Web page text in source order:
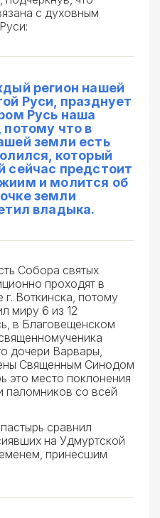
с духовным
регион нашей
Руси, празднует
Русь наша
потому что в
земли есть
который
сейчас предстоит
и молится об
земли
владыка.
Собора святых
проходят в
Воткинска, потому
миру 6 из 12
в Благовещенском
дочери Варвары,
Священным Синодом
это место поклонения
паломников со всей
сравнил
на Удмуртской
принесшим